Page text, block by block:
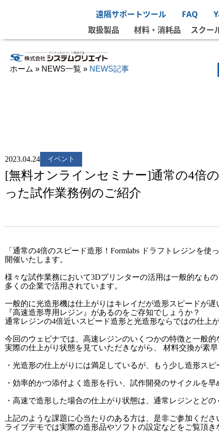
遠隔サポートツール FAQ
取扱製品
材料・消耗品 スクー
ホーム » NEWS一覧 » NEWS記事
2023.04.24 イベント
[無料オンラインセミナー]通常の4倍
った試作業務例のご紹介
「通常の4倍のスピード造形！Formlabs ドラフトレジンを
開催いたします。
様々な試作業務において3Dプリンターの活用は一般的なも
多くの企業で活用されています。
一般的に光造形機は仕上がりはキレイだが造形スピードが遅
『高速造形専用レジン』があるのをご存知でしょうか？
通常レジンの4倍近いスピード造形と光造形ならではの仕上
今回のウェビナでは、高速レジンのいくつかの特徴と一般
実際の仕上がり状態を見ていただきながら、 材料交換が素
・光造形の仕上がりには満足しているが、もう少し造形ス
・効率的かつ添付よく造形を行い、試作開発のサイクルを早
・高速で造形した場合の仕上がり状態は、通常レジンとど
上記のような課題に心当たりのある方は、是非ご参加くださ
ライブデモでは実際の造形品やソフトの設定などをご覧頂